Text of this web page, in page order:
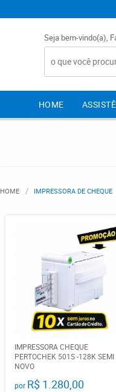
Seja bem-vindo(a),
HOME
HOME IMPRESSORA DE CHEQUE
IMPRESSORA CHEQUE
PERTOCHEK 501S -128K SEMI
NOVO
por R$ 1.280,00